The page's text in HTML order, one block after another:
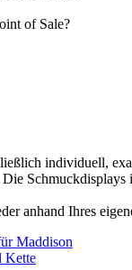
of Sale?
individuell,
anhand Ihres